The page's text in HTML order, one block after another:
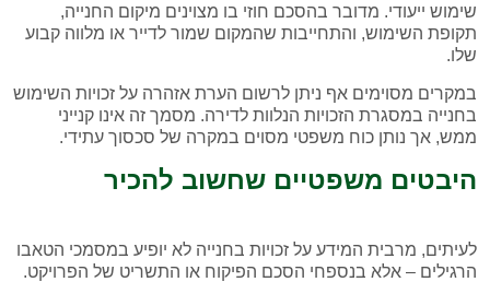
שימוש ייעודי. מדובר בהסכם חוזי בו מצוינים מיקום החנייה,
תקופת השימוש, והתחייבות שהמקום שמור לדייר או מלווה קבוע
שלו.
במקרים מסוימים אף ניתן לרשום הערת אזהרה על זכויות השימוש
בחנייה במסגרת הזכויות הנלוות לדירה. מסמך זה אינו קנייני
ממש, אך נותן כוח משפטי מסוים במקרה של סכסוך עתידי.
היבטים משפטיים שחשוב להכיר
לעיתים, מרבית המידע על זכויות בחנייה לא יופיע במסמכי הטאבו
הרגילים – אלא בנספחי הסכם הפיקוח או התשריט של הפרויקט.